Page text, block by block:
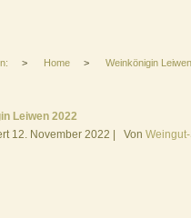
> Home > Weinkönigin
Leiwen 2022
12. November 2022 Von